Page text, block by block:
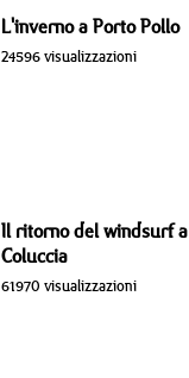
L'inverno a Porto Pollo
24596 visualizzazioni
Il ritorno del windsurf a
Coluccia
61970 visualizzazioni